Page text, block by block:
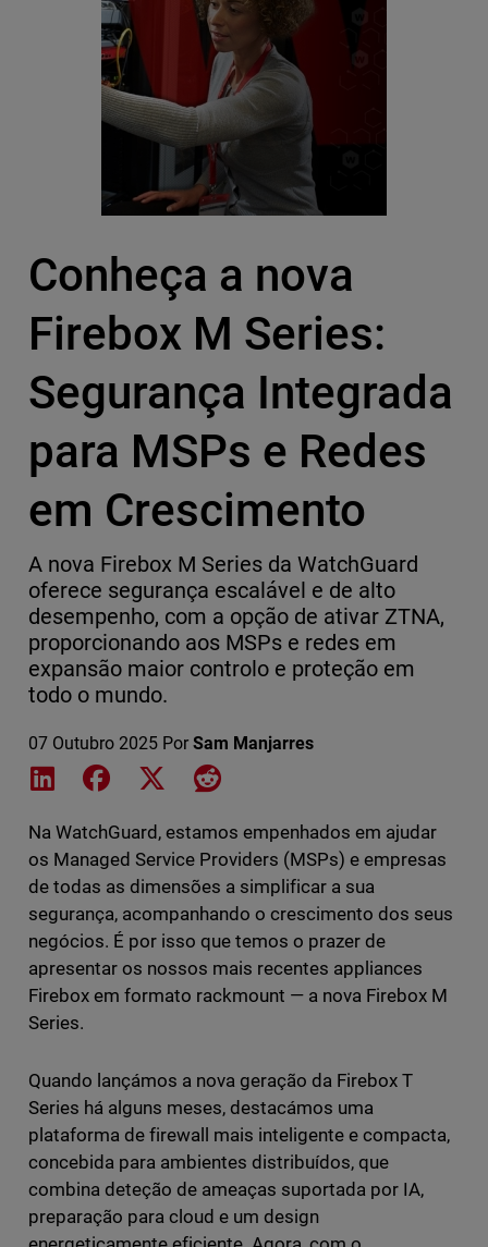
Conheça a nova
Firebox M Series:
Segurança Integrada
para MSPs e Redes
em Crescimento
A nova Firebox M Series da WatchGuard
oferece segurança escalável e de alto
desempenho, com a opção de ativar ZTNA,
proporcionando aos MSPs e redes em
expansão maior controlo e proteção em
todo o mundo.
07 Outubro 2025 Por Sam Manjarres
Share on LinkedIn
Share on Facebook
Share on XShare on Reddit
Na WatchGuard, estamos empenhados em ajudar
os Managed Service Providers (MSPs) e empresas
de todas as dimensões a simplificar a sua
segurança, acompanhando o crescimento dos seus
negócios. É por isso que temos o prazer de
apresentar os nossos mais recentes appliances
Firebox em formato rackmount — a nova Firebox M
Series.
Quando lançámos a nova geração da Firebox T
Series há alguns meses, destacámos uma
plataforma de firewall mais inteligente e compacta,
concebida para ambientes distribuídos, que
combina deteção de ameaças suportada por IA,
preparação para cloud e um design